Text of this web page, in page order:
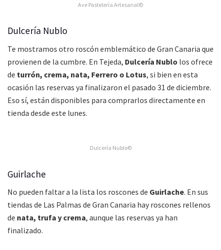
Ave Pastelería Artesanal©
Dulcería Nublo
Te mostramos otro roscón emblemático de Gran Canaria que
provienen de la cumbre. En Tejeda, Dulcería Nublo los ofrece
de turrón, crema, nata, Ferrero o Lotus, si bien en esta
ocasión las reservas ya finalizaron el pasado 31 de diciembre.
Eso sí, están disponibles para comprarlos directamente en
tienda desde este lunes.
Dulcería Nublo©
Guirlache
No pueden faltar a la lista los roscones de Guirlache. En sus
tiendas de Las Palmas de Gran Canaria hay roscones rellenos
de nata, trufa y crema, aunque las reservas ya han
finalizado.